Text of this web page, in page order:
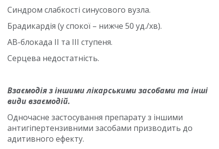
Синдром слабкості синусового вузла.
Брадикардія (у спокої – нижче 50 уд./хв).
АВ-блокада ІІ та ІІІ ступеня.
Серцева недостатність.
Взаємодія з іншими лікарськими засобами та інші
види взаємодій.
Одночасне застосування препарату з іншими
антигіпертензивними засобами призводить до
адитивного ефекту.